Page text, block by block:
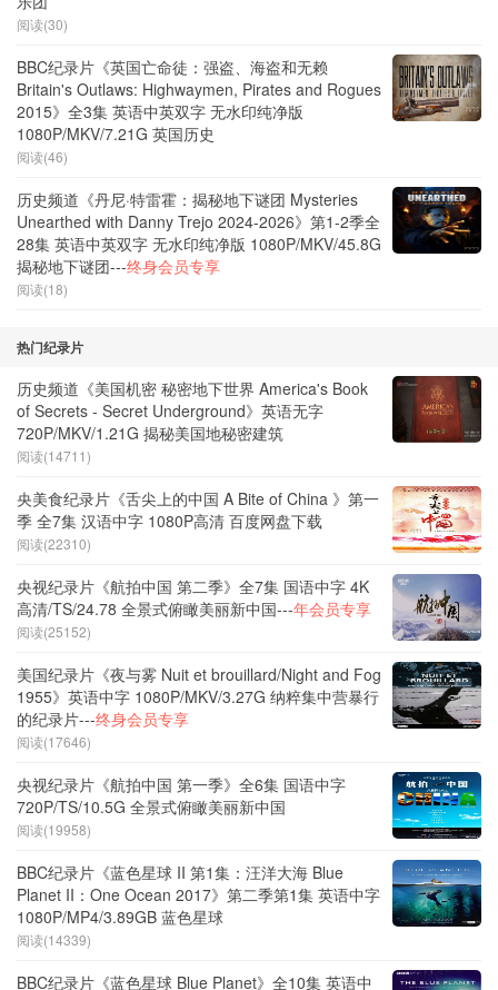
阅读(30)
BBC纪录片《英国亡命徒：强盗、海盗和无赖
Britain's Outlaws: Highwaymen, Pirates and Rogues
2015》全3集 英语中英双字 无水印纯净版
1080P/MKV/7.21G 英国历史
阅读(46)
历史频道《丹尼·特雷霍：揭秘地下谜团 Mysteries
Unearthed with Danny Trejo 2024-2026》第1-2季全
28集 英语中英双字 无水印纯净版 1080P/MKV/45.8G
揭秘地下谜团---终身会员专享
阅读(18)
热门纪录片
历史频道《美国机密 秘密地下世界 America's Book
of Secrets - Secret Underground》英语无字
720P/MKV/1.21G 揭秘美国地秘密建筑
阅读(14711)
央美食纪录片《舌尖上的中国 A Bite of China 》第一
季 全7集 汉语中字 1080P高清 百度网盘下载
阅读(22310)
央视纪录片《航拍中国 第二季》全7集 国语中字 4K
高清/TS/24.78 全景式俯瞰美丽新中国---年会员专享
阅读(25152)
美国纪录片《夜与雾 Nuit et brouillard/Night and Fog
1955》英语中字 1080P/MKV/3.27G 纳粹集中营暴行
的纪录片---终身会员专享
阅读(17646)
央视纪录片《航拍中国 第一季》全6集 国语中字
720P/TS/10.5G 全景式俯瞰美丽新中国
阅读(19958)
BBC纪录片《蓝色星球 II 第1集：汪洋大海 Blue
Planet II：One Ocean 2017》第二季第1集 英语中字
1080P/MP4/3.89GB 蓝色星球
阅读(14339)
BBC纪录片《蓝色星球 Blue Planet》全10集 英语中